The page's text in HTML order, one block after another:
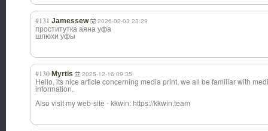
#131 Jamessew 2026-02-03 23:29
проститутка аяна уфа
шлюхи уфы
#130 Myrtis 2025-12-16 09:35
Hello, its nice article concerning media print, we all be familiar with
information.
Also visit my web-site - kkwin: https://kkwin.team